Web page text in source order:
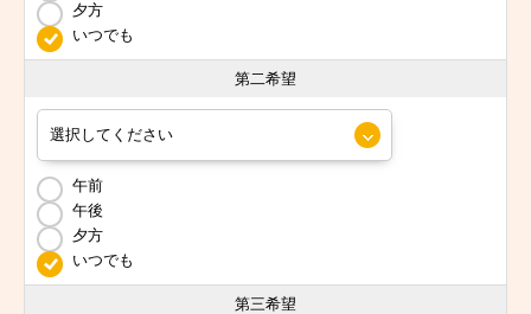
夕方
いつでも
第二希望
午前
午後
夕方
いつでも
第三希望